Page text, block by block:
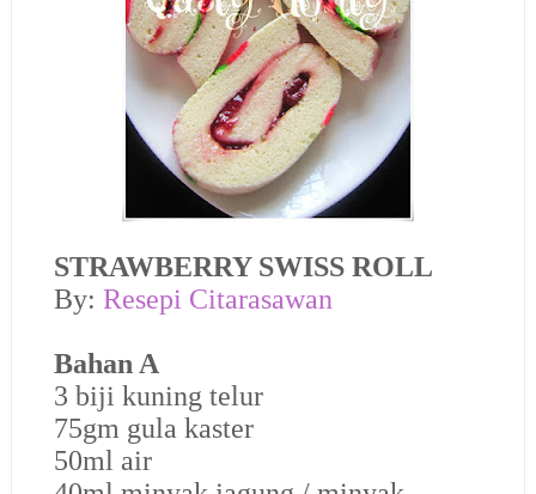
STRAWBERRY SWISS ROLL
By: Resepi Citarasawan
Bahan A
3 biji kuning telur
75gm gula kaster
50ml air